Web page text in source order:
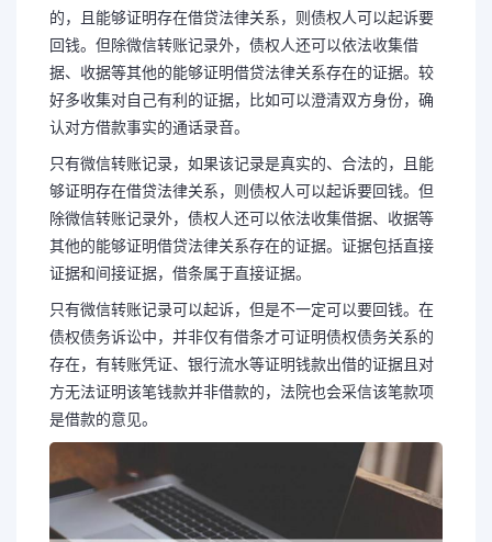
的，且能够证明存在借贷法律关系，则债权人可以起诉要
回钱。但除微信转账记录外，债权人还可以依法收集借
据、收据等其他的能够证明借贷法律关系存在的证据。较
好多收集对自己有利的证据，比如可以澄清双方身份，确
认对方借款事实的通话录音。
只有微信转账记录，如果该记录是真实的、合法的，且能
够证明存在借贷法律关系，则债权人可以起诉要回钱。但
除微信转账记录外，债权人还可以依法收集借据、收据等
其他的能够证明借贷法律关系存在的证据。证据包括直接
证据和间接证据，借条属于直接证据。
只有微信转账记录可以起诉，但是不一定可以要回钱。在
债权债务诉讼中，并非仅有借条才可证明债权债务关系的
存在，有转账凭证、银行流水等证明钱款出借的证据且对
方无法证明该笔钱款并非借款的，法院也会采信该笔款项
是借款的意见。
长按图片识别二维